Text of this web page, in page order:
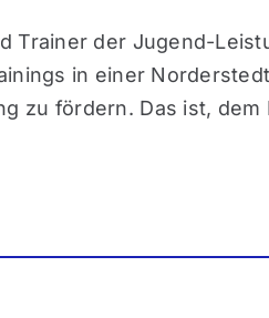
Trainer der Jugend-
in einer
zu fördern. Das ist,